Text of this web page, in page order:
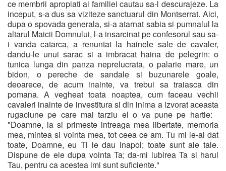
ce membrii apropiati ai familiei cautau sa-l descurajeze. La
inceput, s-a dus sa viziteze sanctuarul din Montserrat. Aici,
dupa o spovada generala, si-a atarnat sabia si pumnalul la
altarul Maicii Domnului, l-a insarcinat pe confesorul sau sa-
i vanda catarca, a renuntat la hainele sale de cavaler,
dandu-le unui sarac si a imbracat haina de pelegrin: o
tunica lunga din panza neprelucrata, o palarie mare, un
bidon, o pereche de sandale si buzunarele goale,
deoarece, de acum inainte, va trebui sa traiasca din
pomana. A vegheat toata noaptea, cum faceau vechii
cavaleri inainte de investitura si din inima a izvorat aceasta
rugaciune pe care mai tarziu el o va pune pe hartie:
"Doamne, ia si primeste intreaga mea libertate, memoria
mea, mintea si vointa mea, tot ceea ce am. Tu mi le-ai dat
toate, Doamne, eu Ti le dau inapoi; toate sunt ale tale.
Dispune de ele dupa vointa Ta; da-mi iubirea Ta si harul
Tau, pentru ca acestea imi sunt suficiente."